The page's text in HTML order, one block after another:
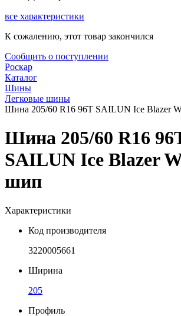
все характеристики
К сожалению, этот товар закончился
Сообщить о поступлении
Роскар
Каталог
Шины
Легковые шины
Шина 205/60 R16 96T SAILUN Ice Blazer
Шина 205/60 R16
SAILUN Ice Blazer
шип
Характеристики
Код производителя
3220005661
Ширина
205
Профиль